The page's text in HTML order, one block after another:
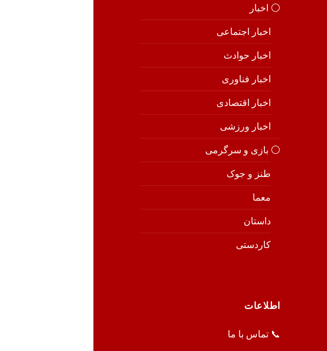
⚪️ اخبار
اخبار اجتماعی
اخبار حوادث
اخبار فناوری
اخبار اقتصادی
اخبار ورزشی
⚪️ بازی و سرگرمی
طنز و جوک
معما
داستان
کاردستی
اطلاعات
📞 تماس با ما